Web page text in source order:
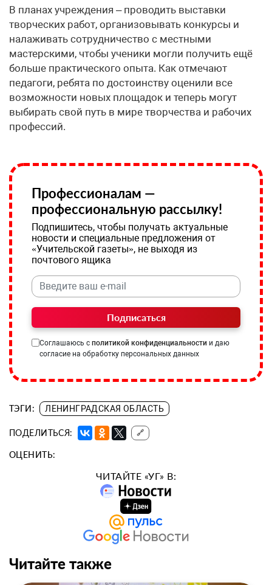
В планах учреждения – проводить выставки
творческих работ, организовывать конкурсы и
налаживать сотрудничество с местными
мастерскими, чтобы ученики могли получить ещё
больше практического опыта. Как отмечают
педагоги, ребята по достоинству оценили все
возможности новых площадок и теперь могут
выбирать свой путь в мире творчества и рабочих
профессий.
Профессионалам —
профессиональную рассылку!
Подпишитесь, чтобы получать актуальные
новости и специальные предложения от
«Учительской газеты», не выходя из
почтового ящика
Подписаться
Соглашаюсь с политикой конфиденциальности и даю
согласие на обработку персональных данных
ТЭГИ: ЛЕНИНГРАДСКАЯ ОБЛАСТЬ
ПОДЕЛИТЬСЯ: 🔗
ОЦЕНИТЬ:
ЧИТАЙТЕ «УГ» В:
Читайте также